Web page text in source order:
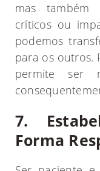
mas também
críticos ou
podemos
para os outros.
permite ser
7.
Forma